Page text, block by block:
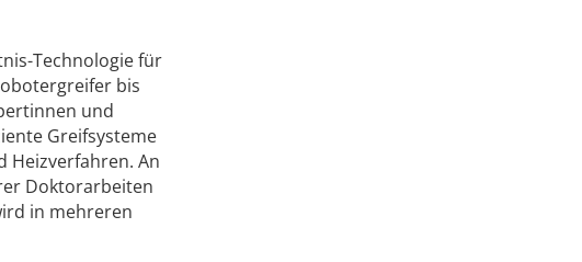
Technologie für
bis
und
Greifsysteme
Heizverfahren. An
Doktorarbeiten
in mehreren